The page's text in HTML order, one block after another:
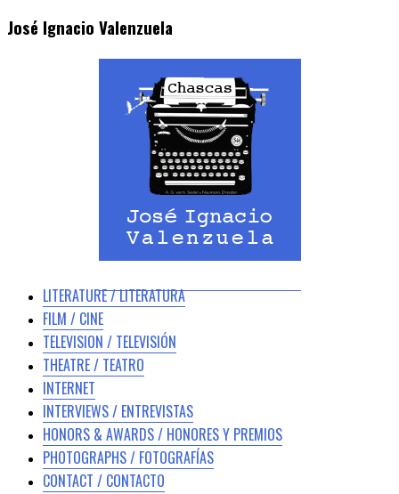
José Ignacio Valenzuela
LITERATURE / LITERATURA
FILM / CINE
TELEVISION / TELEVISIÓN
THEATRE / TEATRO
INTERNET
INTERVIEWS / ENTREVISTAS
HONORS & AWARDS / HONORES Y PREMIOS
PHOTOGRAPHS / FOTOGRAFÍAS
CONTACT / CONTACTO